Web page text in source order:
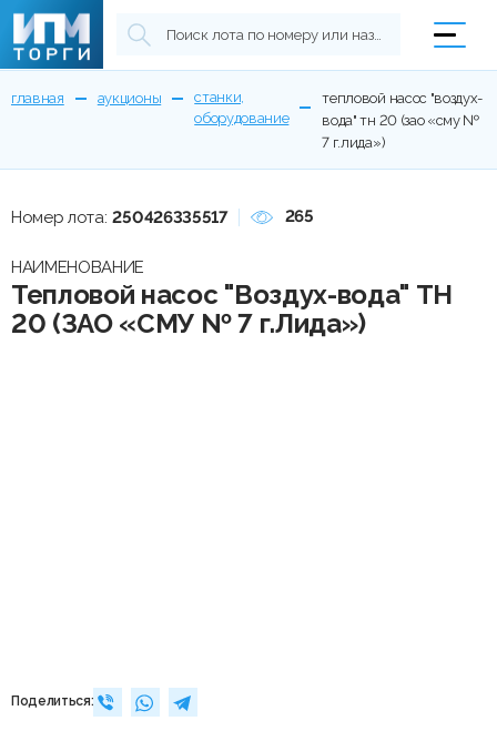
главная аукционы
станки,
оборудование
тепловой насос "воздух-
вода" тн 20 (зао «сму №
7 г.лида»)
Поделиться:
Номер лота: 250426335517 265
НАИМЕНОВАНИЕ
Тепловой насос "Воздух-вода" ТН
20 (ЗАО «СМУ № 7 г.Лида»)